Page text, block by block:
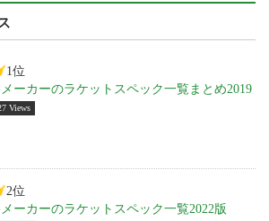
1位
ーカーのラケットスペック一覧まとめ2019
Views
2位
ーカーのラケットスペック一覧2022版